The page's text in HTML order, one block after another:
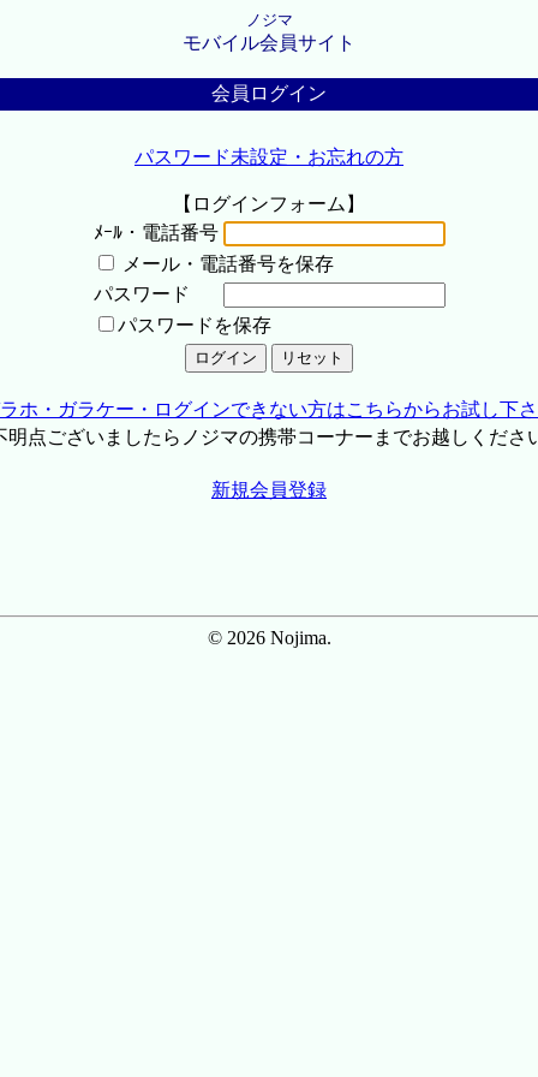
ノジマ
モバイル会員サイト
会員ログイン
パスワード未設定・お忘れの方
【ログインフォーム】
ﾒｰﾙ・電話番号
メール・電話番号を保存
パスワード
パスワードを保存
ホ・ガラケー・ログインできない方はこちらからお試し下
点ございましたらノジマの携帯コーナーまでお越しくださ
新規会員登録
© 2026 Nojima.